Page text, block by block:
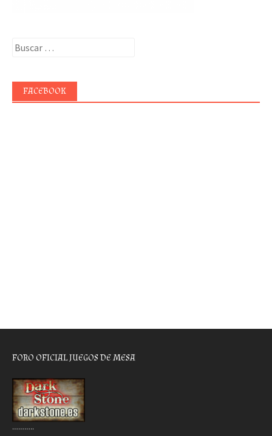
Buscar:
FACEBOOK
FORO OFICIAL JUEGOS DE MESA
………..